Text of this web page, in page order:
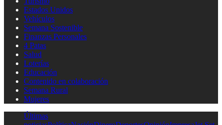
Estados Unidos
Vehículos
Semana Sostenible
Finanzas Personales
4 Patas
Salud
Loterías
Educación
Contenido en colaboración
Semana Rural
Mujeres
Últimas